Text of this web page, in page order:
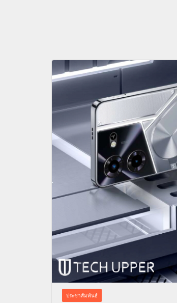
ประชาสัมพันธ์